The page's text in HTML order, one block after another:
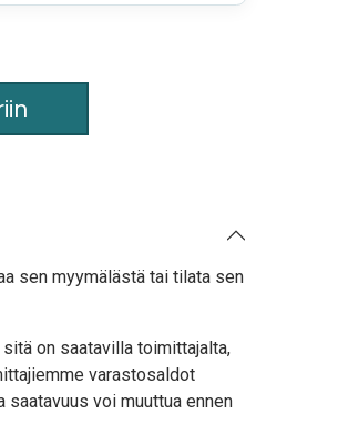
sen myymälästä tai tilata sen
on saatavilla toimittajalta,
varastosaldot
voi muuttua ennen